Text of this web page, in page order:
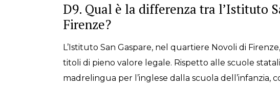
D9. Qual è la differenza tra l’Istituto
Firenze?
L’Istituto San Gaspare, nel quartiere Novoli di
titoli di pieno valore legale. Rispetto alle scuole
madrelingua per l’inglese dalla scuola